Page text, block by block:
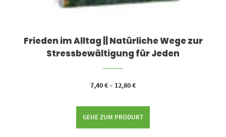
Frieden im Alltag || Natürliche Wege zur
Stressbewältigung für Jeden
7,40€– 12,80€
GEHE ZUM PRODUKT